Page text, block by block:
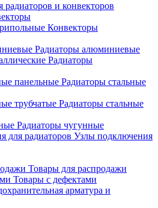
и конвекторов
Конвекторы
Радиаторы алюминиевые
Радиаторы
Радиаторы стальные
Радиаторы стальные
Радиаторы чугунные
Узлы подключения
Товары для распродажи
Товары с дефектами
арматура и